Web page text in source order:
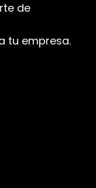
de
tu empresa.